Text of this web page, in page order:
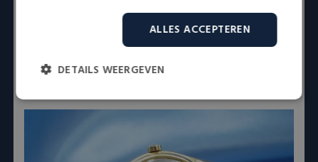
Overweegt u de verkoop van uw Patek Philippe
contactop metKostbaar.nl
een deskundige taxatie en begeleiding. Wij helpen u
graag met een aanpak die past bij de waarde en het
verhaal van uw horloge.
ALLES ACCEPTEREN
DETAILS WEERGEVEN
Strikt
noodzakelijk
Prestatie Targeting